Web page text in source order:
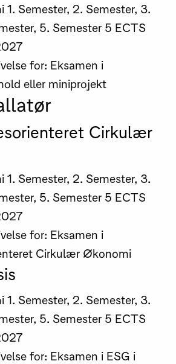
1. Semester, 2. Semester, 3.
5. Semester 5 ECTS
for: Eksamen i
eller miniprojekt
Cirkulær
1. Semester, 2. Semester, 3.
5. Semester 5 ECTS
for: Eksamen i
Cirkulær Økonomi
1. Semester, 2. Semester, 3.
5. Semester 5 ECTS
for: Eksamen i ESG i